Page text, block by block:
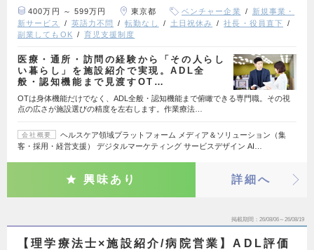
400万円 ～ 599万円 東京都 ベンチャー企業
新規事業・
新サービス
英語力不問 転勤なし 土日祝休み
社長・役員直下
副業してもOK
育児支援制度
医療・通所・訪問の経験から「その人らし
い暮らし」を施設紹介で実現。ADL全
般・認知機能まで見渡すOT…
OTは身体機能だけでなく、ADL全般・認知機能まで俯瞰できる専門職。その視
点の広さが施設選びの精度を左右します。作業療法…
会社概要
ヘルスケア領域プラットフォーム メディア＆ソリューション（集
客・採用・経営支援） デジタルマーケティング サービスデザイン AI…
興味あり 詳細へ
掲載期間 26/08/06～26/08/19
【理学療法士×施設紹介/病院営業】ADL評価